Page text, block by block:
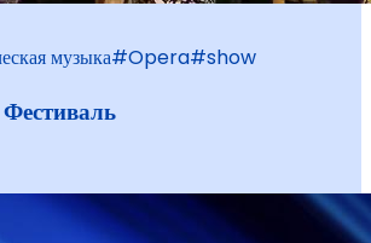
музыка#Opera#show